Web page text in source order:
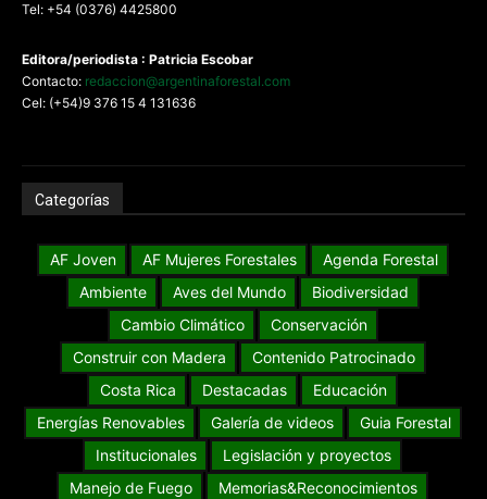
Tel: +54 (0376) 4425800
Editora/periodista : Patricia Escobar
Contacto: redaccion@argentinaforestal.com
Cel: (+54)9 376 15 4 131636
Categorías
AF Joven AF Mujeres Forestales
Agenda Forestal
Ambiente
Aves del Mundo
Biodiversidad
Cambio Climático
Conservación
Construir con Madera
Contenido Patrocinado
Costa Rica
Destacadas
Educación
Energías Renovables
Galería de videos
Guia Forestal
Institucionales
Legislación y proyectos
Manejo de Fuego
Memorias&Reconocimientos